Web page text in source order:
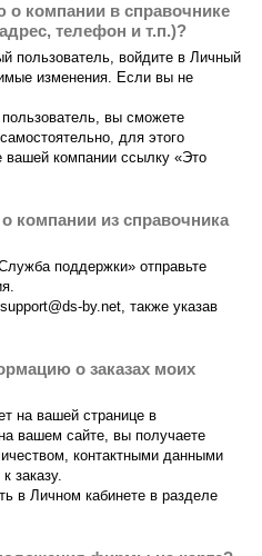
компании в справочнике
телефон и т.п.)?
пользователь, войдите в Личный
изменения. Если вы не
вы сможете
для этого
вашей компании ссылку «Это
компании из справочника
поддержки» отправьте
by.net, также указав
о заказах моих
на вашей странице в
вашем сайте, вы получаете
контактными данными
заказу.
в Личном кабинете в разделе